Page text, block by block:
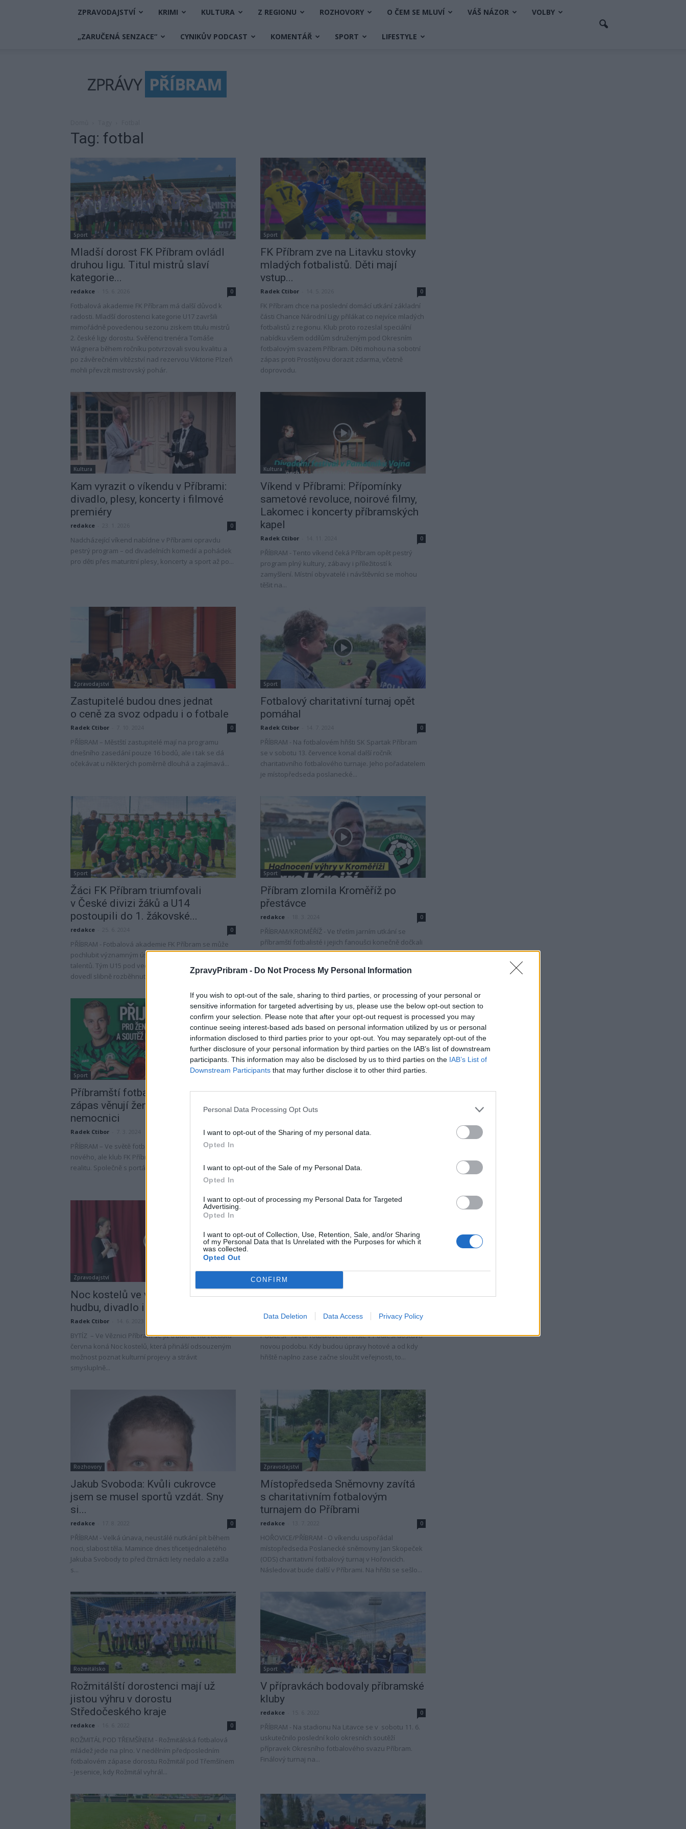
ZpravyPribram - Do Not Process My Personal Information
If you wish to opt-out of the sale, sharing to third parties, or processing of your personal or
sensitive information for targeted advertising by us, please use the below opt-out section to
confirm your selection. Please note that after your opt-out request is processed you may
continue seeing interest-based ads based on personal information utilized by us or personal
information disclosed to third parties prior to your opt-out. You may separately opt-out of the
further disclosure of your personal information by third parties on the IAB’s list of downstream
participants. This information may also be disclosed by us to third parties on the IAB’s List of
Downstream Participants that may further disclose it to other third parties.
Personal Data Processing Opt Outs
I want to opt-out of the Sharing of my personal data.
Opted In
I want to opt-out of the Sale of my Personal Data.
Opted In
I want to opt-out of processing my Personal Data for Targeted
Advertising.
Opted In
I want to opt-out of Collection, Use, Retention, Sale, and/or Sharing
of my Personal Data that Is Unrelated with the Purposes for which it
was collected.
Opted Out
CONFIRM
Data Deletion Data Access Privacy Policy
ZPRAVODAJSTVÍ KRIMI KULTURA Z REGIONU ROZHOVORY O ČEM SE MLUVÍ VÁŠ NÁZOR VOLBY
„ZARUČENÁ SENZACE“ CYNIKŮV PODCAST KOMENTÁŘ SPORT LIFESTYLE
Příbram
Tag: fotbal
Sport
Mladší dorost FK Příbram ovládl
druhou ligu. Titul mistrů slaví
kategorie...
redakce 0
Fotbalová akademie FK Příbram má další důvod k
radosti. Mladší dorostenci kategorie U17 završili
mimořádně povedenou sezonu ziskem titulu mistrů
2. české ligy dorostu. Svěřenci trenéra Tomáše
Wágnera během ročníku potvrzovali svou kvalitu a
po závěrečném vítězství nad rezervou Viktorie Plzeň
mohli převzít mistrovský pohár.
Sport
FK Příbram zve na Litavku stovky
mladých fotbalistů. Děti mají
vstup...
Radek Ctibor 0
FK Příbram chce na poslední domácí utkání základní
části Chance Národní Ligy přilákat co nejvíce mladých
fotbalistů z regionu. Klub proto rozeslal speciální
nabídku všem oddílům sdruženým pod Okresním
fotbalovým svazem Příbram. Děti mohou na sobotní
zápas proti Prostějovu dorazit zdarma, včetně
doprovodu.
Kultura
Kam vyrazit o víkendu v Příbrami:
divadlo, plesy, koncerty i filmové
premiéry
redakce 0
Nadcházející víkend nabídne v Příbrami opravdu
pestrý program – od divadelních komedií a pohádek
pro děti přes maturitní plesy, koncerty a sport až po...
Kultura
Víkend v Příbrami: Přípomínky
sametové revoluce, noirové filmy,
Lakomec i koncerty příbramských
kapel
Radek Ctibor 0
PŘÍBRAM - Tento víkend čeká Příbram opět pestrý
program plný kultury, zábavy i příležitostí k
zamyšlení. Místní obyvatelé i návštěvníci se mohou
těšit na...
Zpravodajství
Zastupitelé budou dnes jednat
o ceně za svoz odpadu i o fotbale
Radek Ctibor 0
PŘÍBRAM – Městští zastupitelé mají na programu
dnešního zasedání pouze 16 bodů, ale i tak se dá
očekávat u některých poměrně dlouhá a zajímavá...
Sport
Fotbalový charitativní turnaj opět
pomáhal
Radek Ctibor 0
PŘÍBRAM - Na fotbalovém hřišti SK Spartak Příbram
se v sobotu 13. července konal další ročník
charitativního fotbalového turnaje. Jeho pořadatelem
je místopředseda poslanecké...
Sport
Žáci FK Příbram triumfovali
v České divizi žáků a U14
postoupili do 1. žákovské...
redakce 0
PŘÍBRAM - Fotbalová akademie FK Příbram se může
pochlubit významným úspěchem svých mladých
talentů. Tým U15 pod vedením trenéra Jiřího Smoly
dovedl slibně rozběhnutou...
Sport
Příbram zlomila Kroměříž po
přestávce
redakce 0
PŘÍBRAM/KROMĚŘÍŽ - Ve třetím jarním utkání se
příbramští fotbalisté i jejich fanoušci konečně dočkali
vstřelených branek a i bodového zisku.Ke třetímu
Sport
Příbramští fotbalisté první jarní
zápas věnují ženám a příbramské
nemocnici
Radek Ctibor 0
PŘÍBRAM – Ve světě fotbalu je občas těžké najít něco
nového, ale klub FK Příbram se rozhodl změnit tuto
realitu. Společně s portálem FLOREA.cz...
Příbram opět navštívil poslanec
Jan Skopeček se svým
redakce - 19. 7. 2023
sérii letních charitativních fotbalových turnajů ve
Zpravodajství
Noc kostelů ve věznici nabídla
hudbu, divadlo i fotbal
Radek Ctibor
BYTÍZ – Ve Věznici Příbram se již tradičně na začátku
června koná Noc kostelů, která přináší odsouzeným
možnost poznat kulturní projevy a strávit
smysluplně...
Zpravodajství
Podlesí modernizuje sportovní
Radek Ctibor - 30. 9. 2022 0
PODLESÍ - Areál fotbalového hřiště v Podlesí dostává
novou podobu. Kdy budou úpravy hotové a od kdy
hřiště naplno zase začne sloužit veřejnosti, to...
Rozhovory
Jakub Svoboda: Kvůli cukrovce
jsem se musel sportů vzdát. Sny
si...
redakce 0
PŘÍBRAM - Velká únava, neustálé nutkání pít během
noci, slabost těla. Mamince dnes třicetijednaletého
Jakuba Svobody to před čtrnácti lety nedalo a zašla
s...
Zpravodajství
Místopředseda Sněmovny zavítá
s charitativním fotbalovým
turnajem do Příbrami
redakce 0
HOŘOVICE/PŘÍBRAM - O víkendu uspořádal
místopředseda Poslanecké sněmovny Jan Skopeček
(ODS) charitativní fotbalový turnaj v Hořovicích.
Následovat bude další v Příbrami. Na hřišti se sešlo...
Rožmitálsko
Rožmitálští dorostenci mají už
jistou výhru v dorostu
Středočeského kraje
redakce 0
ROŽMITÁL POD TŘEMŠÍNEM - Rožmitálská fotbalová
mládež jede na plno. V nedělním předposledním
fotbalovém zápase dorostu Rožmitál pod Třemšínem
- Jesenice, kdy Rožmitál vyhrál...
Sport
V přípravkách bodovaly příbramské
kluby
redakce 0
PŘÍBRAM - Na stadionu Na Litavce se v sobotu 11. 6.
uskutečnilo poslední kolo okresních soutěží
přípravek Okresního fotbalového svazu Příbram.
Finálový turnaj na...